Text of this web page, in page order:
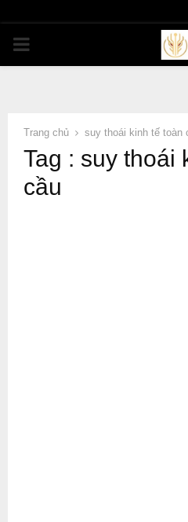
PRIMARY
Trang chủ suy thoái kinh tế toàn
Tag : suy thoái
cầu